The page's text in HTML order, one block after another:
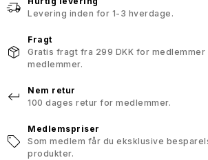
Levering inden for 1-3 hverdage.
Fragt
Gratis fragt fra 299 DKK for
medlemmer.
Nem retur
100 dages retur for medlemmer.
Medlemspriser
Som medlem får du eksklusive
produkter.